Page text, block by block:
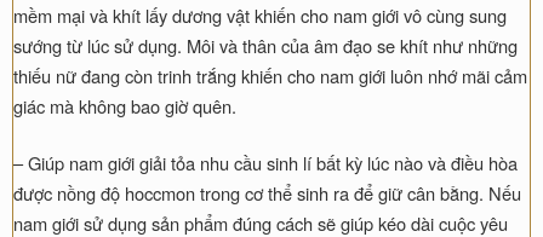
mềm mại và khít lấy dương vật khiến cho nam giới vô cùng sung
sướng từ lúc sử dụng. Môi và thân của âm đạo se khít như những
thiếu nữ đang còn trinh trắng khiến cho nam giới luôn nhớ mãi cảm
giác mà không bao giờ quên.
– Giúp nam giới giải tỏa nhu cầu sinh lí bất kỳ lúc nào và điều hòa
được nồng độ hoccmon trong cơ thể sinh ra để giữ cân bằng. Nếu
nam giới sử dụng sản phẩm đúng cách sẽ giúp kéo dài cuộc yêu